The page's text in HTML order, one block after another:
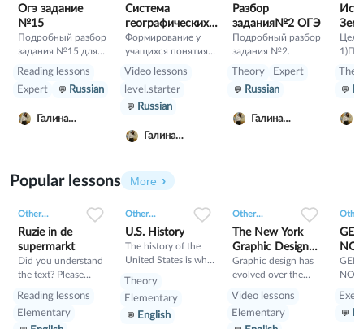
Огэ задание
№15
Подробный разбор
задания №15 для
учеников 9 класса.
Reading lessons
Expert
Russian
Галина
Система
географических
координат
Формирование у
учащихся понятия
«географическая
«географическая
долгота»,
координаты».
в практической
деятельности,
умений работы с
картой.
Video lessons
level.starter
Russian
Галина
Разбор
задания№2 ОГЭ
Подробный разбор
задания №2.
Theory
Expert
Russian
Галина
Цели
й
Popular lessons More
Other...
Ruzie in de
supermarkt
Did you understand
the text? Please
questions of
understanding after
Reading lessons
Elementary
Other...
U.S. History
The history of the
United States is what
in the United States,
a country in North
America.
Theory
Elementary
English
Other...
The New York
Graphic Design
Scene in the
1970s
Graphic design has
evolved over the
influenced by
societal and cultural
Video lessons
Elementary